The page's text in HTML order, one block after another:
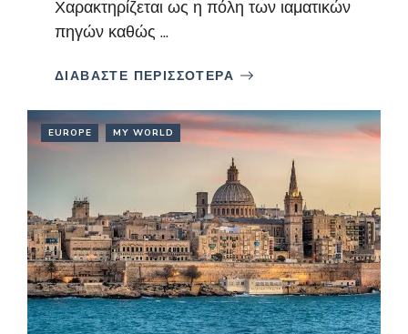
Χαρακτηρίζεται ως η πόλη των ιαματικών
πηγών καθώς ...
ΔΙΑΒΑΣΤΕ ΠΕΡΙΣΣΟΤΕΡΑ
EUROPE MY WORLD